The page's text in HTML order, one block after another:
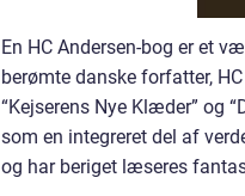
En HC Andersen-bog er et
berømte danske forfatter,
“Kejserens Nye Klæder” og
som en integreret del af
og har beriget læseres